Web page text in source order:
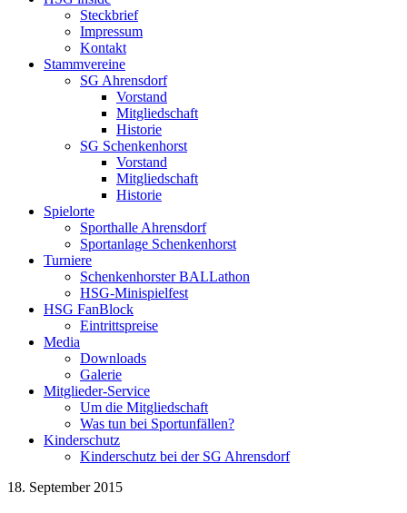
Steckbrief
Impressum
Kontakt
Stammvereine
SG Ahrensdorf
Vorstand
Mitgliedschaft
Historie
SG Schenkenhorst
Vorstand
Mitgliedschaft
Historie
Spielorte
Sporthalle Ahrensdorf
Sportanlage Schenkenhorst
Turniere
Schenkenhorster BALLathon
HSG-Minispielfest
HSG FanBlock
Eintrittspreise
Media
Downloads
Galerie
Mitglieder-Service
Um die Mitgliedschaft
Was tun bei Sportunfällen?
Kinderschutz
Kinderschutz bei der SG Ahrensdorf
18. September 2015